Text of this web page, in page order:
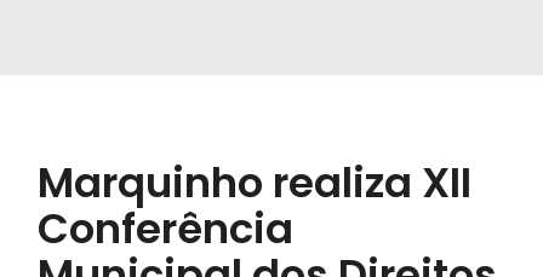
Marquinho realiza XII
Conferência